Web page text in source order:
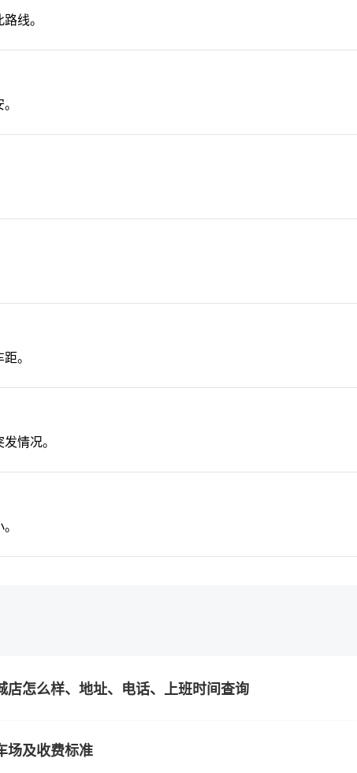
线。
。
情况。
店怎么样、地址、电话、上班时间查询
场及收费标准